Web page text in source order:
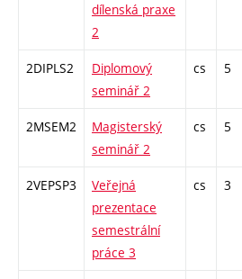
dílenská praxe
2
2DIPLS2
Diplomový
seminář 2
cs 5
2MSEM2
Magisterský
seminář 2
cs 5
2VEPSP3
Veřejná
prezentace
semestrální
práce 3
cs 3